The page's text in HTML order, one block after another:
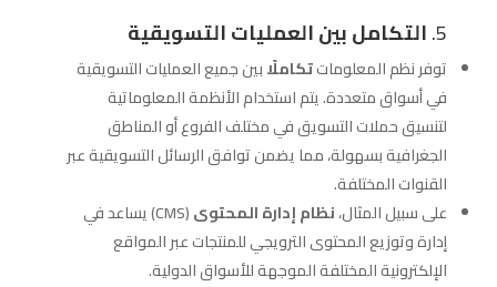
5. التكامل بين العمليات التسويقية
توفر نظم المعلوماتتكاملًابين جميع العمليات التسويقية
في أسواق متعددة. يتم استخدام الأنظمة المعلوماتية
لتنسيق حملات التسويق في مختلف الفروع أو المناطق
الجغرافية بسهولة، مما يضمن توافق الرسائل التسويقية عبر
القنوات المختلفة.
على سبيل المثال،نظام إدارة المحتوى
(CMS) يساعد في
إدارة وتوزيع المحتوى الترويجي للمنتجات عبر المواقع
الإلكترونية المختلفة الموجهة للأسواق الدولية.